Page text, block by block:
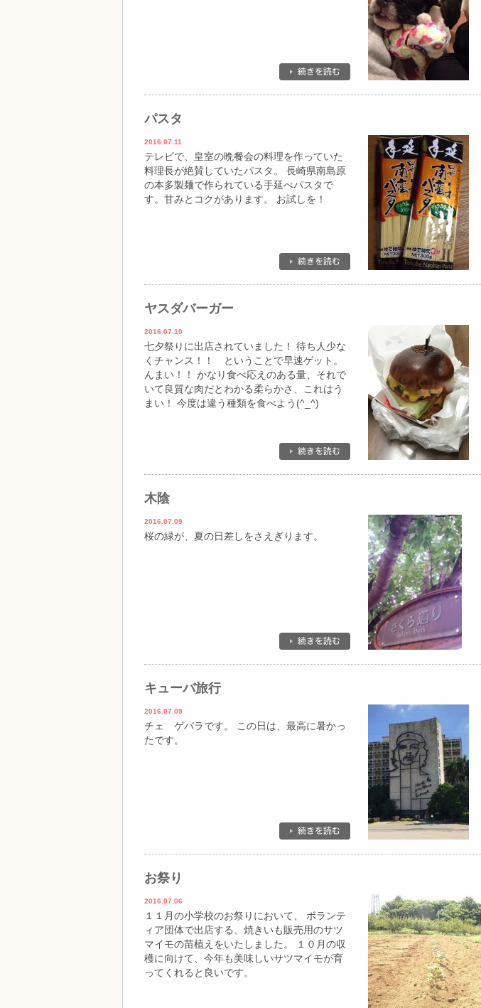
パスタ
2016.07.11
テレビで、皇室の晩餐会の料理を作っていた
料理長が絶賛していたパスタ。 長崎県南島原
の本多製麺で作られている手延べパスタで
す。甘みとコクがあります。 お試しを！
ヤスダバーガー
2016.07.10
七夕祭りに出店されていました！ 待ち人少な
くチャンス！！ ということで早速ゲット。
んまい！！ かなり食べ応えのある量、それで
いて良質な肉だとわかる柔らかさ、これはう
まい！ 今度は違う種類を食べよう(^_^)
木陰
2016.07.09
桜の緑が、夏の日差しをさえぎります。
キューバ旅行
2016.07.09
チェ ゲバラです。 この日は、最高に暑かっ
たです。
お祭り
2016.07.06
１１月の小学校のお祭りにおいて、 ボランテ
ィア団体で出店する、焼きいも販売用のサツ
マイモの苗植えをいたしました。 １０月の収
穫に向けて、今年も美味しいサツマイモが育
ってくれると良いです。